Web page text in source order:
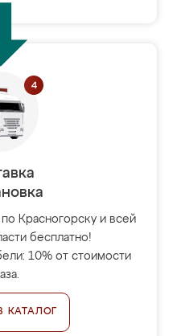
Красногорску и всей
бесплатно!
10% от стоимости
КАТАЛОГ